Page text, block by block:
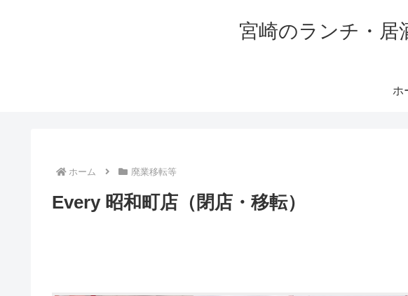
宮崎のランチ・居
ホ
ホーム 廃業移転等
Every 昭和町店（閉店・移転）